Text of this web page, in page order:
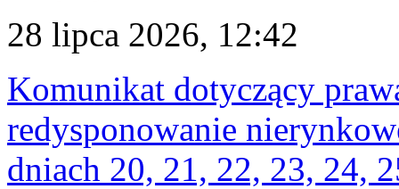
28 lipca 2026, 12:42
Komunikat dotyczący
redysponowanie
dniach 20, 21, 22, 23, 24,